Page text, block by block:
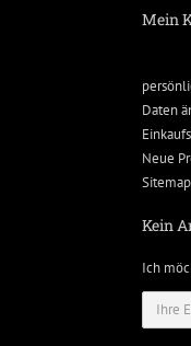
Mein
Daten
Neue
Sitemap
Kein
Ich